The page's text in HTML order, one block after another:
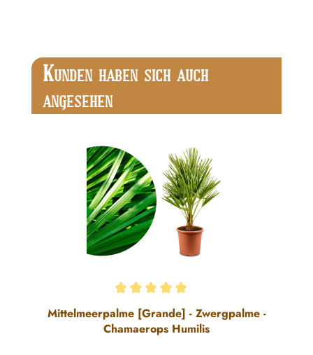
Produktgalerie überspringen
KUNDEN HABEN SICH AUCH
ANGESEHEN
Durchschnittliche Bewertung von 5 von 5 Sternen
Mittelmeerpalme [Grande] - Zwergpalme -
Chamaerops Humilis